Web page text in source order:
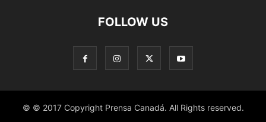
FOLLOW US
© © 2017 Copyright Prensa Canadá. All Rights reserved.